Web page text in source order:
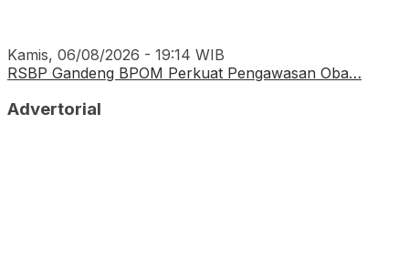
Kamis, 06/08/2026 - 19:14 WIB
RSBP Gandeng BPOM Perkuat Pengawasan Oba…
Advertorial